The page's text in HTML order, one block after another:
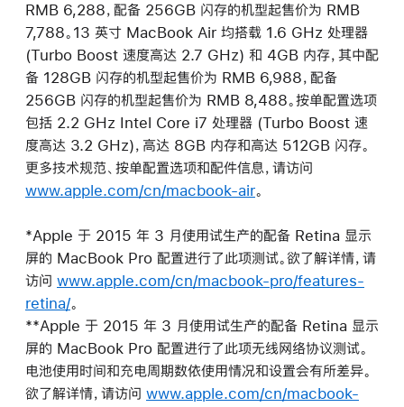
RMB 6,288，配备 256GB 闪存的机型起售价为 RMB
7,788。13 英寸 MacBook Air 均搭载 1.6 GHz 处理器
(Turbo Boost 速度高达 2.7 GHz) 和 4GB 内存，其中配
备 128GB 闪存的机型起售价为 RMB 6,988，配备
256GB 闪存的机型起售价为 RMB 8,488。按单配置选项
包括 2.2 GHz Intel Core i7 处理器 (Turbo Boost 速
度高达 3.2 GHz)，高达 8GB 内存和高达 512GB 闪存。
更多技术规范、按单配置选项和配件信息，请访问
www.apple.com/cn/macbook-air。
*Apple 于 2015 年 3 月使用试生产的配备 Retina 显示
屏的 MacBook Pro 配置进行了此项测试。欲了解详情，请
访问 www.apple.com/cn/macbook-pro/features-
retina/。
**Apple 于 2015 年 3 月使用试生产的配备 Retina 显示
屏的 MacBook Pro 配置进行了此项无线网络协议测试。
电池使用时间和充电周期数依使用情况和设置会有所差异。
欲了解详情，请访问 www.apple.com/cn/macbook-